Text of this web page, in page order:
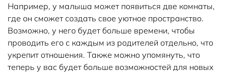
Например, у малыша может появиться две комнаты,
где он сможет создать свое уютное пространство.
Возможно, у него будет больше времени, чтобы
проводить его с каждым из родителей отдельно, что
укрепит отношения. Также можно упомянуть, что
теперь у вас будет больше возможностей для новых